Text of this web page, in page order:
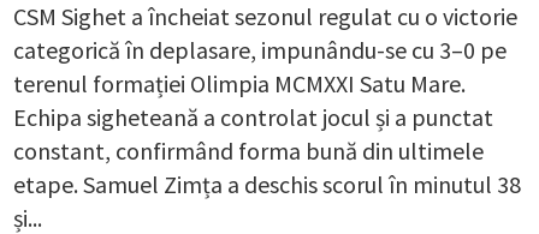
CSM Sighet a încheiat sezonul regulat cu o victorie
categorică în deplasare, impunându-se cu 3–0 pe
terenul formației Olimpia MCMXXI Satu Mare.
Echipa sigheteană a controlat jocul și a punctat
constant, confirmând forma bună din ultimele
etape. Samuel Zimța a deschis scorul în minutul 38
și